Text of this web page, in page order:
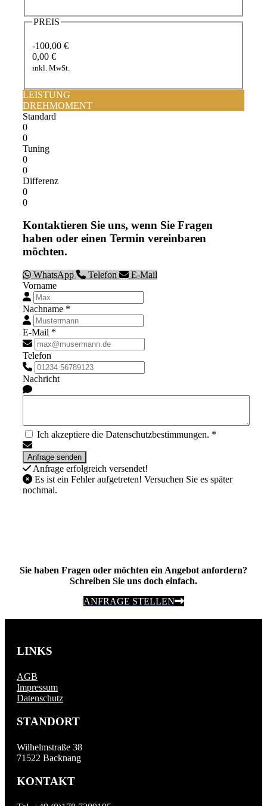
PREIS
-100,00 €
0,00 €
inkl. MwSt.
LEISTUNG
DREHMOMENT
Standard
0
0
Tuning
0
0
Differenz
0
0
Kontaktieren Sie uns, wenn Sie Fragen
haben oder einen Termin vereinbaren
möchten.
WhatsApp Telefon
E-Mail
Vorname
Nachname *
E-Mail *
Telefon
Nachricht
Ich akzeptiere die Datenschutzbestimmungen. *
Anfrage erfolgreich versendet!
Es ist ein Fehler aufgetreten! Versuchen Sie es später
nochmal.
Sie haben Fragen oder möchten ein Angebot anfordern?
Schreiben Sie uns doch einfach.
ANFRAGE STELLEN
LINKS
AGB
Impressum
Datenschutz
STANDORT
Wilhelmstraße 38
71522 Backnang
KONTAKT